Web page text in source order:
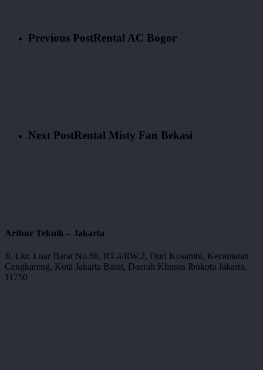
Previous PostRental AC Bogor
Next PostRental Misty Fan Bekasi
Arthur Teknik – Jakarta
Jl. Lkr. Luar Barat No.88, RT.4/RW.2, Duri Kosambi, Kecamatan
Cengkareng, Kota Jakarta Barat, Daerah Khusus Ibukota Jakarta,
11750